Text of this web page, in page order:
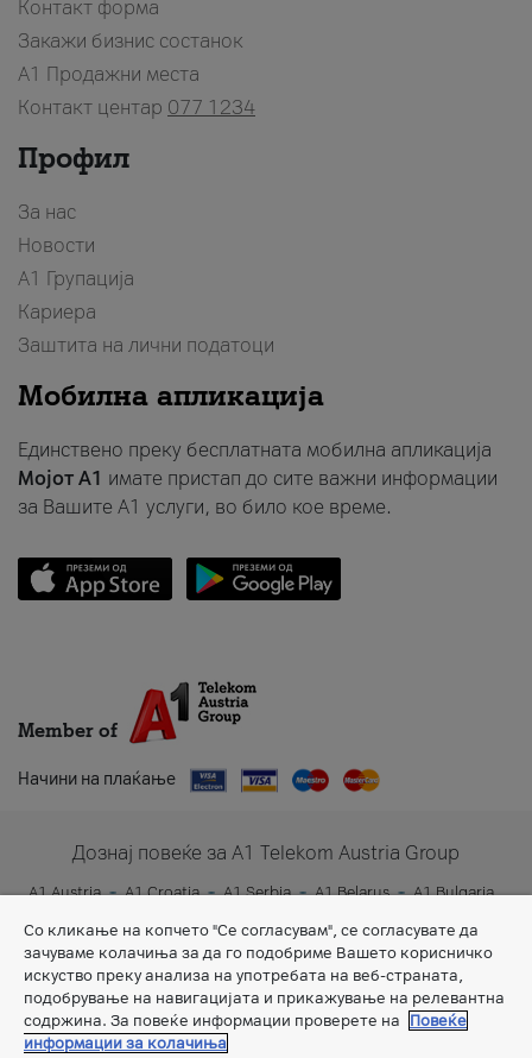
Контакт форма
Закажи бизнис состанок
A1 Продажни места
Контакт центар 077 1234
Профил
За нас
Новости
А1 Групација
Кариера
Заштита на лични податоци
Мобилна апликација
Единствено преку бесплатната мобилна апликација
Мојот A1 имате пристап до сите важни информации
за Вашите A1 услуги, во било кое време.
Member of
Начини на плаќање
Дознај повеќе за A1 Telekom Austria Group
A1 Austria A1 Croatia A1 Serbia A1 Belarus
A1 Bulgaria
A1 Slovenia
A1 Digital
Со кликање на копчето "Се согласувам", се согласувате да
зачуваме колачиња за да го подобриме Вашето корисничко
искуство преку анализа на употребата на веб-страната,
подобрување на навигацијата и прикажување на релевантна
содржина. За повеќе информации проверете на
Повеќе
информации за колачиња